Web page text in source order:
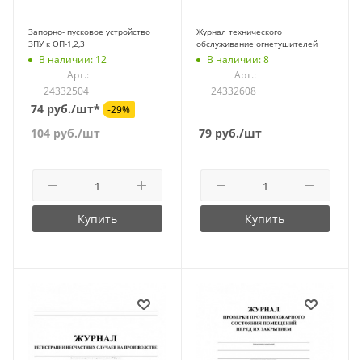
Запорно- пусковое устройство
ЗПУ к ОП-1,2,3
В наличии: 12
Арт.:
24332504
74 руб./шт* -29%
104 руб./шт
Купить
Журнал технического
обслуживание огнетушителей
В наличии: 8
Арт.:
24332608
79руб./шт
Купить